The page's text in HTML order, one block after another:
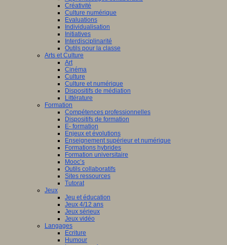
Créativité
Culture numérique
Evaluations
Individualisation
Initiatives
Interdisciplinarité
Outils pour la classe
Arts et Culture
Art
Cinéma
Culture
Culture et numérique
Dispositifs de médiation
Littérature
Formation
Compétences professionnelles
Dispositifs de formation
E- formation
Enjeux et évolutions
Enseignement supérieur et numérique
Formations hybrides
Formation universitaire
Mooc’s
Outils collaboratifs
Sites ressources
Tutorat
Jeux
Jeu et éducation
Jeux 4/12 ans
Jeux sérieux
Jeux vidéo
Langages
Ecriture
Humour